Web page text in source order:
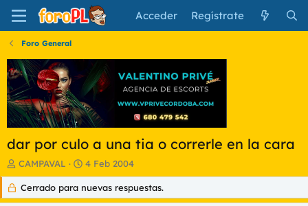
Acceder Regístrate
Foro General
dar por culo a una tia o correrle en la cara
I
n
c
CAMPAVAL
F
e
c
h
4 Feb 2004
Cerrado para nuevas respuestas.